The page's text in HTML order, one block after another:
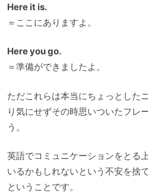
Here it is.
＝ここにありますよ。
Here you go.
＝準備ができましたよ。
ただこれらは本当にちょっとした
り気にせずその時思いついたフレ
う。
英語でコミュニケーションをとる
いるかもしれないという不安を捨
ということです。